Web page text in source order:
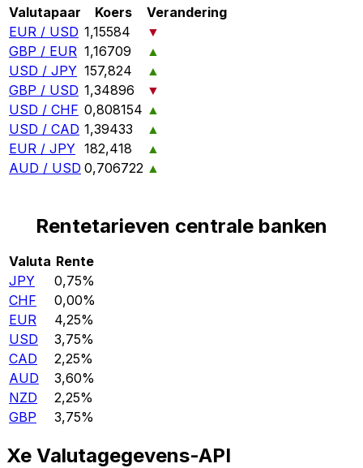
Valutapaar Koers
Verandering
EUR / USD 1,15584
▼
GBP / EUR 1,16709
▲
USD / JPY 157,824
▲
GBP / USD 1,34896
▼
USD / CHF 0,808154 ▲
USD / CAD 1,39433
▲
EUR / JPY 182,418
▲
AUD / USD 0,706722 ▲
Rentetarieven centrale banken
Valuta Rente
JPY
0,75%
CHF
0,00%
EUR
4,25%
USD
3,75%
CAD
2,25%
AUD
3,60%
NZD
2,25%
GBP
3,75%
Xe Valutagegevens-API